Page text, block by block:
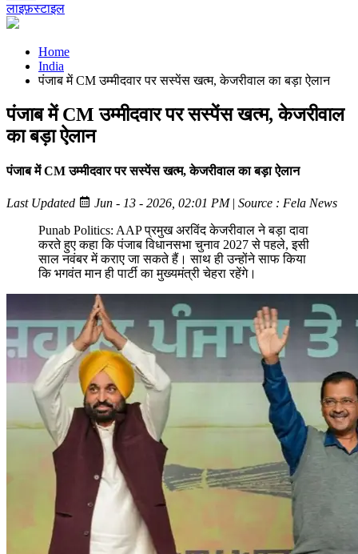
लाइफ़स्टाइल
Home
India
पंजाब में CM उम्मीदवार पर सस्पेंस खत्म, केजरीवाल का बड़ा ऐलान
पंजाब में CM उम्मीदवार पर सस्पेंस खत्म, केजरीवाल
का बड़ा ऐलान
पंजाब में CM उम्मीदवार पर सस्पेंस खत्म, केजरीवाल का बड़ा ऐलान
Last Updated Jun - 13 - 2026, 02:01 PM| Source : Fela News
Punab Politics: AAP प्रमुख अरविंद केजरीवाल ने बड़ा दावा
करते हुए कहा कि पंजाब विधानसभा चुनाव 2027 से पहले, इसी
साल नवंबर में कराए जा सकते हैं। साथ ही उन्होंने साफ किया
कि भगवंत मान ही पार्टी का मुख्यमंत्री चेहरा रहेंगे।